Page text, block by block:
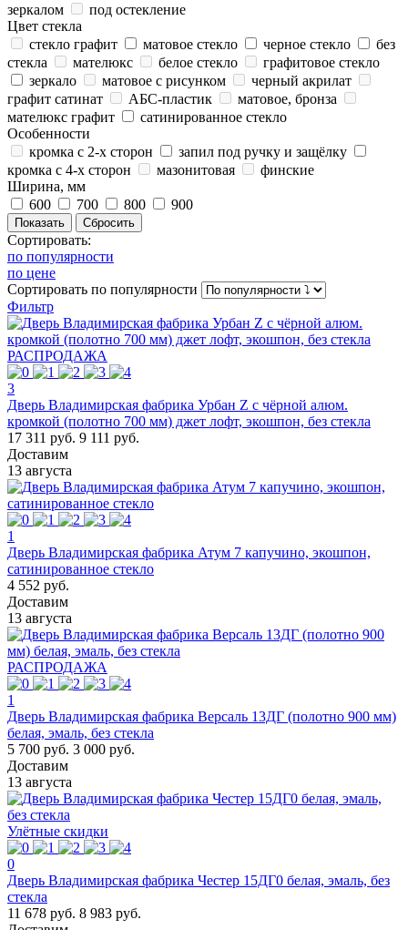
зеркалом
под остекление
Цвет стекла
стекло графит
матовое стекло черное стекло
без
стекла
мателюкс белое стекло
графитовое стекло
зеркало
матовое с рисунком
черный акрилат
графит сатинат
АБС-пластик
матовое, бронза
мателюкс графит
сатинированное стекло
Особенности
кромка с 2-х сторон
запил под ручку и защёлку
кромка с 4-х сторон
мазонитовая
финские
Ширина, мм
600
700 800 900
Сортировать:
по популярности
по цене
Сортировать по популярности
Фильтр
РАСПРОДАЖА
3
Дверь Владимирская фабрика Урбан Z с чёрной алюм.
кромкой (полотно 700 мм) джет лофт, экошпон, без стекла
17 311 руб. 9 111 руб.
Доставим
13 августа
1
Дверь Владимирская фабрика Атум 7 капучино, экошпон,
сатинированное стекло
4 552 руб.
Доставим
13 августа
РАСПРОДАЖА
1
Дверь Владимирская фабрика Версаль 13ДГ (полотно 900 мм)
белая, эмаль, без стекла
5 700 руб. 3 000 руб.
Доставим
13 августа
Улётные скидки
0
Дверь Владимирская фабрика Честер 15ДГ0 белая, эмаль, без
стекла
11 678 руб. 8 983 руб.